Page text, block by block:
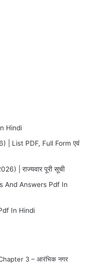
Hindi
| List PDF, Full Form एवं
| राज्यवार पूरी सूची
And Answers Pdf In
In Hindi
3 – आरंभिक नगर